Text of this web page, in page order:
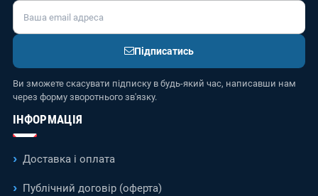
Підписатись
Ви зможете скасувати підписку в будь-який час, написавши нам
через форму зворотнього зв'язку.
ІНФОРМАЦІЯ
Доставка і оплата
Публічний договір (оферта)